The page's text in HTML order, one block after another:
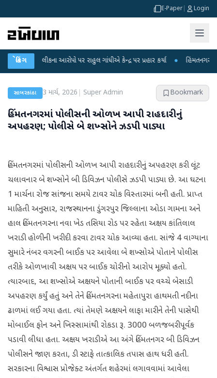
E-Paper Login
બ્રેકિંગલીકના આરોપો પર રાહુલ ગાંધીએ કેન્દ્ર પર પ્રહાર કર્યા ● હિંમતનગરમાં
સાબરકાંઠા 3 માર્ચ, 2026 Super Admin Bookmark
હિંમતનગરમાં પોલીસની ઓળખ આપી રાહદારીનું
અપહરણ; પોલીસે બે શખ્સોને ઝડપી પાડ્યા
હિંમતનગરમાં પોલીસની ઓળખ આપી રાહદારીનું અપહરણ કરી લૂંટ
ચલાવનાર બે શખ્સોને બી ડિવિઝન પોલીસે ઝડપી પાડ્યા છે. આ ઘટના
1 માર્ચના રોજ સાંજના સમયે ટાવર ચોક વિસ્તારમાં બની હતી. પ્રાપ્ત
માહિતી અનુસાર, રાજસ્થાનના ડુંગરપુર જિલ્લાના ઓડા ગામના અને
હાલ હિંમતનગરના નવા ખેડ તસિયા રોડ પર રહેતા અક્ષય કાંતિલાલ
ખરાડી હોળીની ખરીદી કરવા ટાવર ચોક આવ્યા હતા. સાંજે 4 વાગ્યાના
સુમારે નંબર વગરની બાઈક પર આવેલા બે શખ્સોએ પોતાને પોલીસ
તરીકે ઓળખાવી અક્ષય પર બાઈક ચોરીનો આરોપ મૂક્યો હતો.
ત્યારબાદ, આ શખ્સોએ અક્ષયને પોતાની બાઈક પર વચ્ચે બેસાડી
અપહરણ કર્યું હતું અને તેને હિંમતનગરના મહેતાપુરા હાથમતી નદીના
ઢાળમાં લઈ ગયા હતા. ત્યાં તેમણે અક્ષયને લાફા મારીને તેની પાસેથી
મોબાઈલ ફોન અને ખિસ્સામાંથી રોકડા રૂ. 3000 બળજબરીપૂર્વક
પડાવી લીધા હતા. અક્ષય ખરાડીએ આ અંગે હિંમતનગર બી ડિવિઝન
પોલીસને જાણ કરતા, ડી સ્ટાફે તાત્કાલિક તપાસ હાથ ધરી હતી.
સરકારના વિશ્વાસ પ્રોજેક્ટ અંતર્ગત શહેરમાં લગાવવામાં આવેલા